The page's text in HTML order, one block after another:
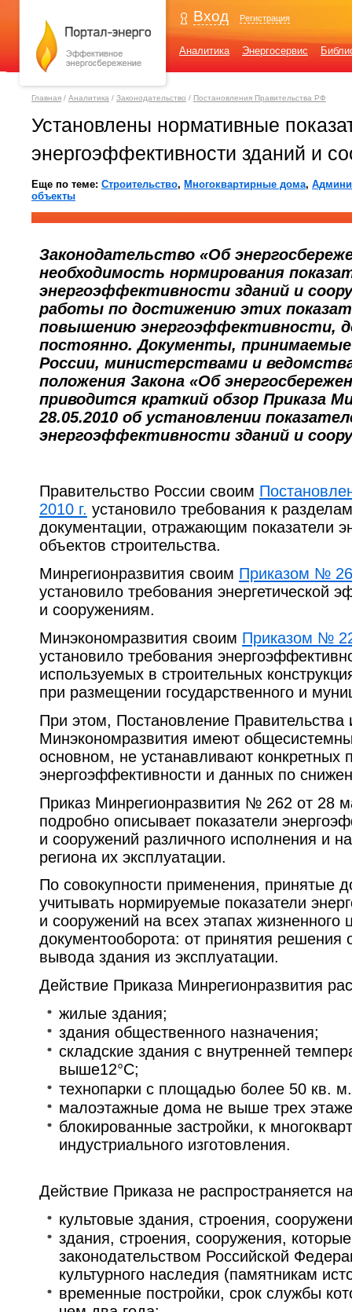
Вход Регистрация
Аналитика Энергосервис
Главная / Аналитика / Законодательство / Постановления Правительства РФ
Установлены нормативные
энергоэффективности зданий и
Еще по теме: Строительство, Многоквартирные дома,
объекты
Законодательство «Об
необходимость нормирования
энергоэффективности зданий и
работы по достижению этих
повышению энергоэффективности,
постоянно. Документы,
России, министерствами и
положения Закона «Об
приводится краткий обзор Приказа
28.05.2010 об установлении
энергоэффективности зданий и
Правительство России своим
2010 г. установило требования к
документации, отражающим показатели
объектов строительства.
Минрегионразвития своим Приказом №
установило требования энергетической
и сооружениям.
Минэкономразвития своим Приказом №
установило требования
используемых в строительных
при размещении государственного и
При этом, Постановление Правительства
Минэкономразвития имеют
основном, не устанавливают конкретных
энергоэффективности и данных по
Приказ Минрегионразвития № 262 от 28
подробно описывает показатели
и сооружений различного исполнения и
региона их эксплуатации.
По совокупности применения, принятые
учитывать нормируемые показатели
и сооружений на всех этапах жизненного
документооборота: от принятия решения
вывода здания из эксплуатации.
Действие Приказа Минрегионразвития
жилые здания;
здания общественного назначения;
складские здания с внутренней
выше12°С;
технопарки с площадью более 50 кв.
малоэтажные дома не выше трех
блокированные застройки, к
индустриального изготовления.
Действие Приказа не распространяется
культовые здания, строения,
здания, строения, сооружения,
законодательством Российской
культурного наследия (памятникам
временные постройки, срок службы